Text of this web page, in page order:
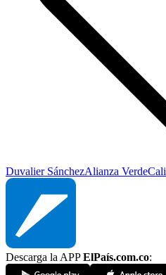
Duvalier SánchezAlianza VerdeCali
Descarga la APPElPaís.com.co: